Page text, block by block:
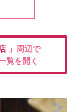
」周辺で
覧を開く